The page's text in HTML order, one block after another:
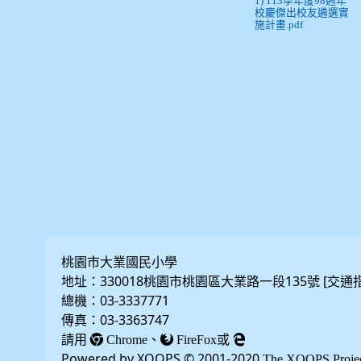
校慶傑出校友遴選實
施計畫.pdf
桃園市大業國民小學
地址：330018桃園市桃園區大業路一段135號 [交通
總機：03-3337771
傳真：03-3363747
請用
Chrome 、 FireFox或